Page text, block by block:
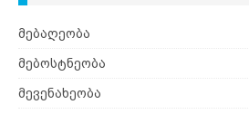
მებაღეობა
მებოსტნეობა
მევენახეობა